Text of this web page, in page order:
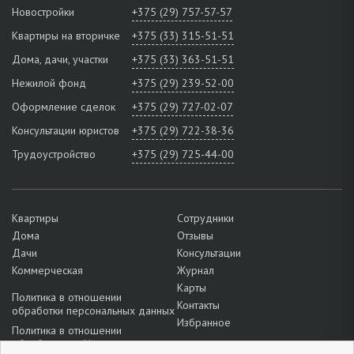
Новостройки
+375 (29) 757-57-57
Квартиры на вторичке
+375 (33) 315-51-51
Дома, дачи, участки
+375 (33) 363-51-51
Нежилой фонд
+375 (29) 239-52-00
Оформление сделок
+375 (29) 727-02-07
Консультации юристов
+375 (29) 722-38-36
Трудоустройство
+375 (29) 725-44-00
Квартиры
Дома
Дачи
Коммерческая
Политика в отношении
обработки персональных данных
Политика в отношении
обработки cookie
Сотрудники
Отзывы
Консультации
Журнал
Карты
Контакты
Избранное